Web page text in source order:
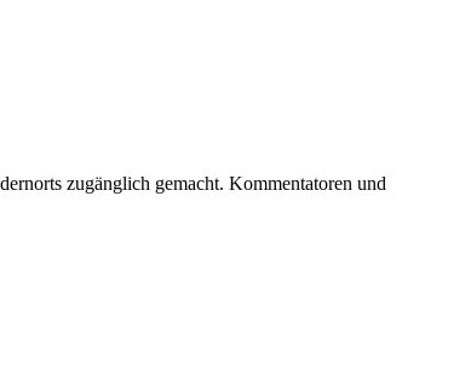
zugänglich gemacht. Kommentatoren und